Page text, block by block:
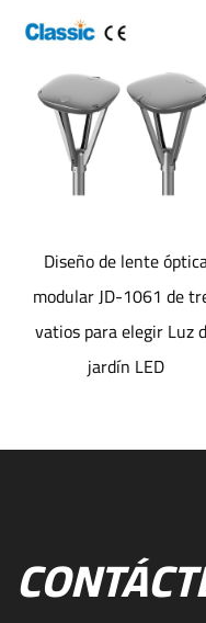
Diseño de lente óptica
modular JD-1061 de tres
vatios para elegir Luz de
jardín LED